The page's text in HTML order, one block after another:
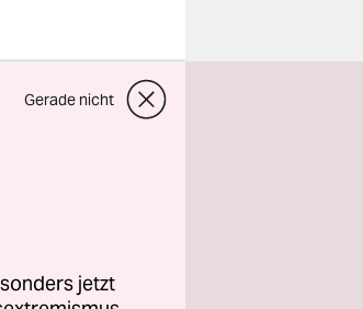
Gerade nicht
jetzt